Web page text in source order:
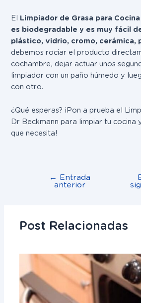
El Limpiador de Grasa para
es biodegradable y es muy fácil
plástico, vidrio, cromo, cerámica,
debemos rociar el producto
cochambre, dejar actuar unos
limpiador con un paño húmedo y
con otro.
¿Qué esperas? ¡Pon a prueba el
Dr Beckmann para limpiar tu cocina
que necesita!
← Entrada
anterior
Post Relacionadas